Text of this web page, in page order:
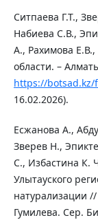
Ситпаева Г.Т.,
Набиева С.В.,
А., Рахимова
области. –
https://
16.02.2026).
Есжанова А.,
Зверев Н.,
С., Избастина К.
Улытауского
натурализации
Гумилева. Сер.